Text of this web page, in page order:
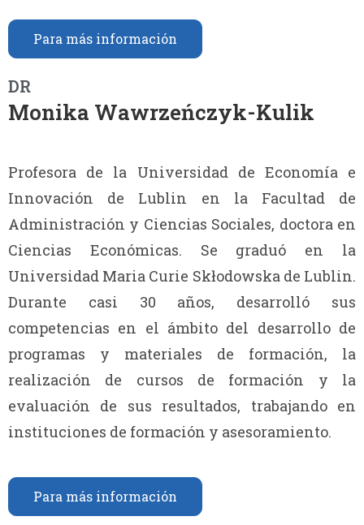
Para más información
DR
Monika Wawrzeńczyk-Kulik
Profesora de la Universidad de Economía e
Innovación de Lublin en la Facultad de
Administración y Ciencias Sociales, doctora en
Ciencias Económicas. Se graduó en la
Universidad Maria Curie Skłodowska de Lublin.
Durante casi 30 años, desarrolló sus
competencias en el ámbito del desarrollo de
programas y materiales de formación, la
realización de cursos de formación y la
evaluación de sus resultados, trabajando en
instituciones de formación y asesoramiento.
Para más información